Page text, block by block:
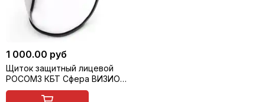
1 000.00 руб
Щиток защитный лицевой
РОСОМЗ КБТ Сфера ВИЗИОН
ENERGO с креплением на
каску, арт. 04737-2